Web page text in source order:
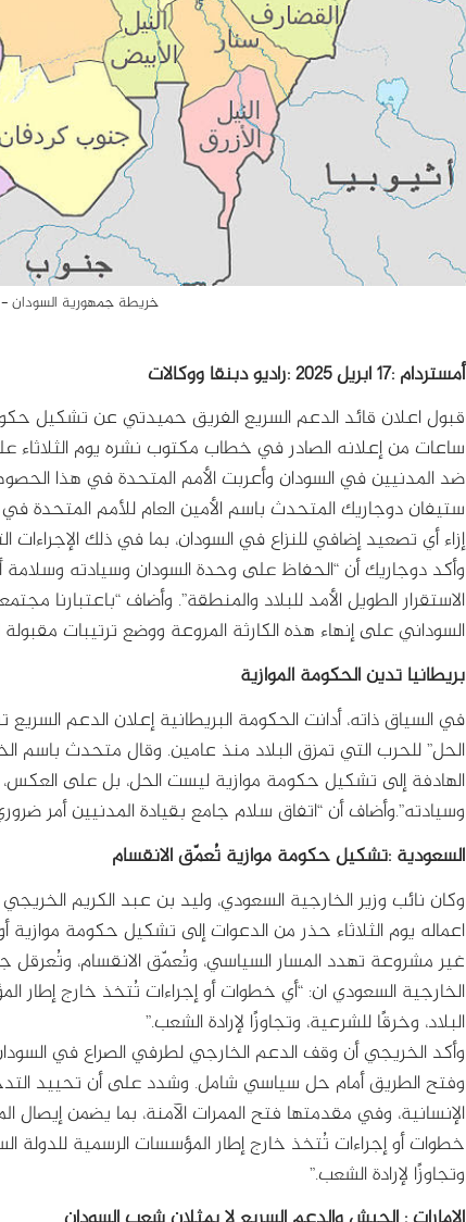
خريطة جمهورية السودان -
أمستردام :17 ابريل 2025 :راديو دبنقا ووكالات
قبول اعلان قائد الدعم السريع الفريق حميدتي عن تشكيل
ساعات من إعلانه الصادر في خطاب مكتوب نشره يوم الثلاثاء
ضد المدنيين في السودان وأعربت الأمم المتحدة في هذا
ستيفان دوجاريك المتحدث باسم الأمين العام للأمم المتحدة
إزاء أي تصعيد إضافي للنزاع في السودان، بما في ذلك الإجراءات
وأكد دوجاريك أن “الحفاظ على وحدة السودان وسيادته
الاستقرار الطويل الأمد للبلاد والمنطقة”. وأضاف “باعتبارنا
السوداني على إنهاء هذه الكارثة المروعة ووضع ترتيبات مقبولة
بريطانيا تدين الحكومة الموازية
في السياق ذاته، أدانت الحكومة البريطانية إعلان الدعم
الحل” للحرب التي تمزق البلاد منذ عامين. وقال متحدث باسم
الهادفة إلى تشكيل حكومة موازية ليست الحل، بل على
وسيادته”.وأضاف أن “اتفاق سلام جامع بقيادة المدنيين أمر
السعودية :تشكيل حكومة موازية تُعمّق الانقسام
وكان نائب وزير الخارجية السعودي، وليد بن عبد الكريم
اعماله يوم الثلاثاء حذر من الدعوات إلى تشكيل حكومة موازية
غير مشروعة تهدد المسار السياسي، وتُعمّق الانقسام،
الخارجية السعودي ان: “أي خطوات أو إجراءات تُتخذ خارج إطار
البلاد، وخرقًا للشرعية، وتجاوزًا لإرادة الشعب.”
وأكد الخريجي أن وقف الدعم الخارجي لطرفي الصراع في
وفتح الطريق أمام حل سياسي شامل. وشدد على أن تحييد
الإنسانية، وفي مقدمتها فتح الممرات الآمنة، بما يضمن
خطوات أو إجراءات تُتخذ خارج إطار المؤسسات الرسمية للدولة
وتجاوزًا لإرادة الشعب.”